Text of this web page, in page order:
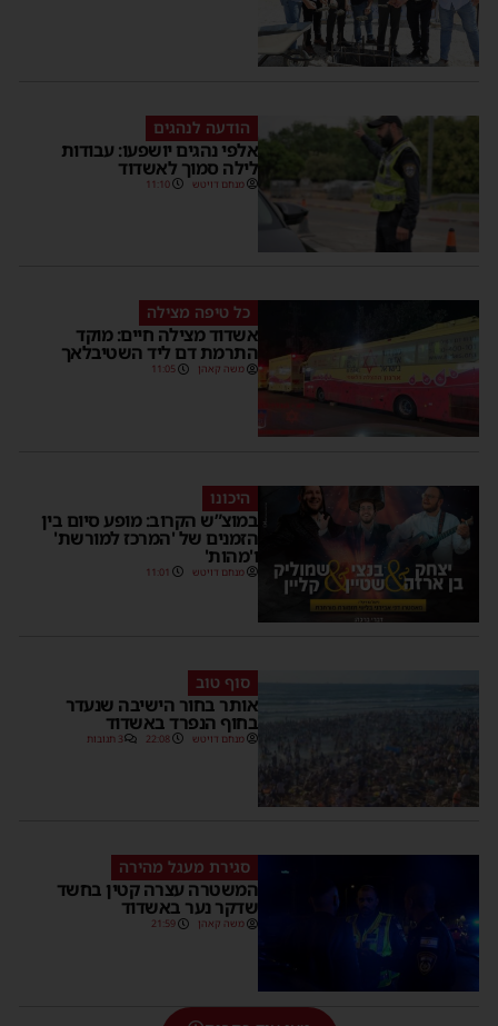
הודעה לנהגים
אלפי נהגים יושפעו: עבודות
לילה סמוך לאשדוד
מנחם דויטש 11:10
כל טיפה מצילה
אשדוד מצילה חיים: מוקד
התרמת דם ליד השטיבלאך
משה קאהן 11:05
היכונו
במוצ”ש הקרוב: מופע סיום בין
הזמנים של 'המרכז למורשת'
ו'מהות'
מנחם דויטש 11:01
סוף טוב
אותר בחור הישיבה שנעדר
בחוף הנפרד באשדוד
מנחם דויטש 22:08 3 תגובות
סגירת מעגל מהירה
המשטרה עצרה קטין בחשד
שדקר נער באשדוד
משה קאהן 21:59